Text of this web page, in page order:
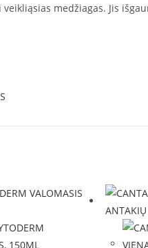
medžiagas. Jis